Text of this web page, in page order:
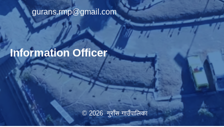
gurans.rmp@gmail.com
Information Officer
© 2026 गुराँस गाउँपालिका